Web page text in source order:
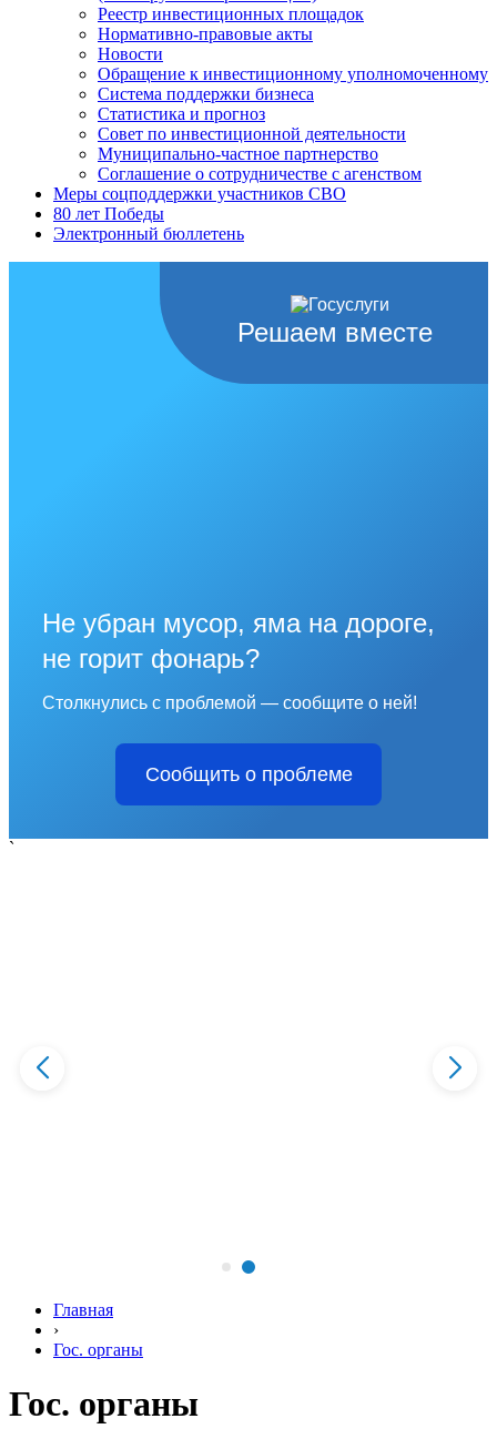
Реестр инвестиционных площадок
Нормативно-правовые акты
Новости
Обращение к инвестиционному уполномоченному
Система поддержки бизнеса
Статистика и прогноз
Совет по инвестиционной деятельности
Муниципально-частное партнерство
Соглашение о сотрудничестве с агенством
Меры соцподдержки участников СВО
80 лет Победы
Электронный бюллетень
Решаем вместе
Не убран мусор, яма на дороге,
не горит фонарь?
Столкнулись с проблемой — сообщите о ней!
Сообщить о проблеме
`
Главная
›
Гос. органы
Гос. органы